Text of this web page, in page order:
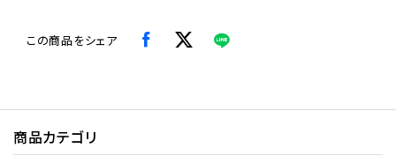
この商品をシェア
商品カテゴリ